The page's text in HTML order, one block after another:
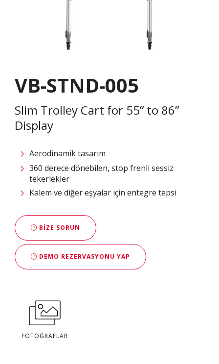
VB-STND-005
Slim Trolley Cart for 55” to 86”
Display
Aerodinamik tasarım
360 derece dönebilen, stop frenli sessiz
tekerlekler
Kalem ve diğer eşyalar için entegre tepsi
BIZE SORUN
DEMO REZERVASYONU YAP
FOTOĞRAFLAR